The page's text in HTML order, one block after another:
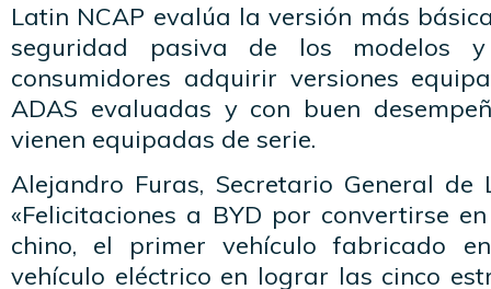
Latin NCAP evalúa la versión más
seguridad pasiva de los modelos
consumidores adquirir versiones
ADAS evaluadas y con buen
vienen equipadas de serie.
Alejandro Furas, Secretario General de
«Felicitaciones a BYD por convertirse
chino, el primer vehículo fabricado
vehículo eléctrico en lograr las cinco